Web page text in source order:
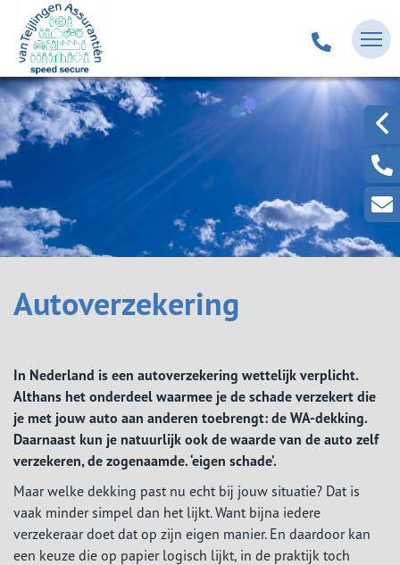
Autoverzekering
In Nederland is een autoverzekering wettelijk verplicht.
Althans het onderdeel waarmee je de schade verzekert die
je met jouw auto aan anderen toebrengt: de WA-dekking.
Daarnaast kun je natuurlijk ook de waarde van de auto zelf
verzekeren, de zogenaamde. ‘eigen schade’.
Maar welke dekking past nu echt bij jouw situatie? Dat is
vaak minder simpel dan het lijkt. Want bijna iedere
verzekeraar doet dat op zijn eigen manier. En daardoor kan
een keuze die op papier logisch lijkt, in de praktijk toch